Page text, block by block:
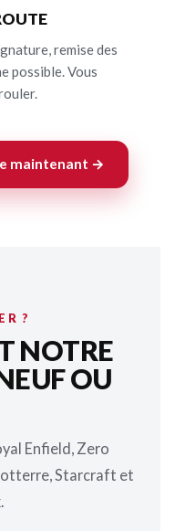
remise des
possible. Vous
maintenant →
?
NOTRE
OU
Enfield, Zero
Starcraft et